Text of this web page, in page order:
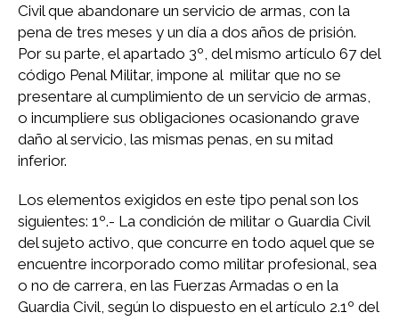
Civil que abandonare un servicio de armas, con la
pena de tres meses y un día a dos años de prisión.
Por su parte, el apartado 3º, del mismo artículo 67 del
código Penal Militar, impone al militar que no se
presentare al cumplimiento de un servicio de armas,
o incumpliere sus obligaciones ocasionando grave
daño al servicio, las mismas penas, en su mitad
inferior.
Los elementos exigidos en este tipo penal son los
siguientes: 1º.- La condición de militar o Guardia Civil
del sujeto activo, que concurre en todo aquel que se
encuentre incorporado como militar profesional, sea
o no de carrera, en las Fuerzas Armadas o en la
Guardia Civil, según lo dispuesto en el artículo 2.1º del